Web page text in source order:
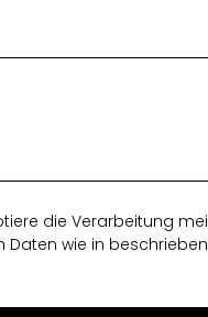
die Verarbeitung
Daten wie in beschrieben